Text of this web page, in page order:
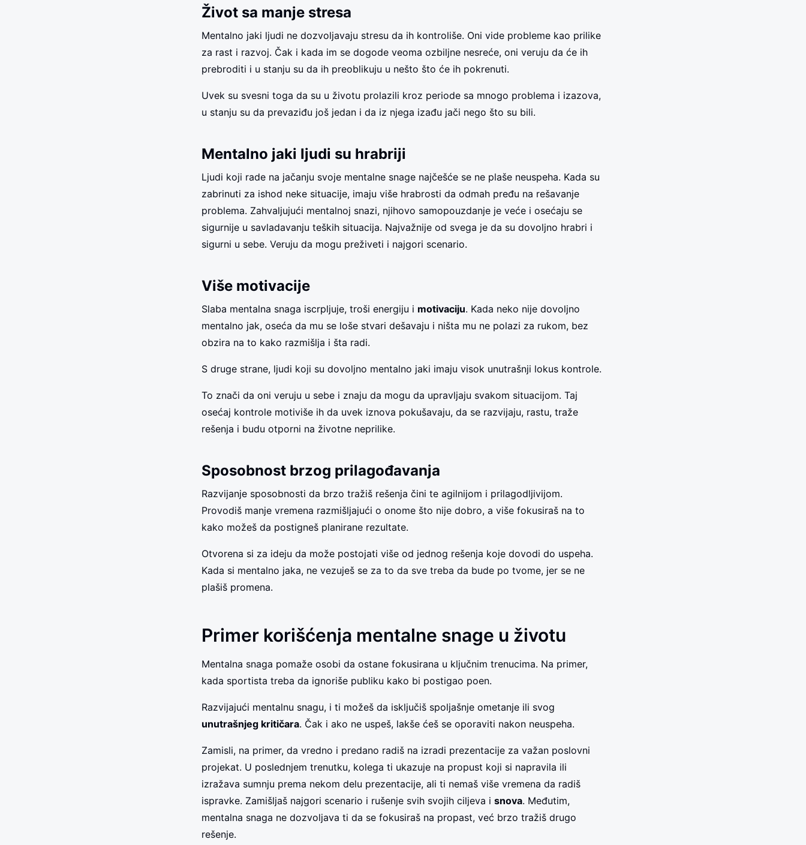
Život sa manje stresa
Mentalno jaki ljudi ne dozvoljavaju stresu da ih kontroliše. Oni vide probleme kao prilike
za rast i razvoj. Čak i kada im se dogode veoma ozbiljne nesreće, oni veruju da će ih
prebroditi i u stanju su da ih preoblikuju u nešto što će ih pokrenuti.
Uvek su svesni toga da su u životu prolazili kroz periode sa mnogo problema i izazova,
u stanju su da prevaziđu još jedan i da iz njega izađu jači nego što su bili.
Mentalno jaki ljudi su hrabriji
Ljudi koji rade na jačanju svoje mentalne snage najčešće se ne plaše neuspeha. Kada su
zabrinuti za ishod neke situacije, imaju više hrabrosti da odmah pređu na rešavanje
problema. Zahvaljujući mentalnoj snazi, njihovo samopouzdanje je veće i osećaju se
sigurnije u savladavanju teških situacija. Najvažnije od svega je da su dovoljno hrabri i
sigurni u sebe. Veruju da mogu preživeti i najgori scenario.
Više motivacije
Slaba mentalna snaga iscrpljuje, troši energiju i motivaciju. Kada neko nije dovoljno
mentalno jak, oseća da mu se loše stvari dešavaju i ništa mu ne polazi za rukom, bez
obzira na to kako razmišlja i šta radi.
S druge strane, ljudi koji su dovoljno mentalno jaki imaju visok unutrašnji lokus kontrole.
To znači da oni veruju u sebe i znaju da mogu da upravljaju svakom situacijom. Taj
osećaj kontrole motiviše ih da uvek iznova pokušavaju, da se razvijaju, rastu, traže
rešenja i budu otporni na životne neprilike.
Sposobnost brzog prilagođavanja
Razvijanje sposobnosti da brzo tražiš rešenja čini te agilnijom i prilagodljivijom.
Provodiš manje vremena razmišljajući o onome što nije dobro, a više fokusiraš na to
kako možeš da postigneš planirane rezultate.
Otvorena si za ideju da može postojati više od jednog rešenja koje dovodi do uspeha.
Kada si mentalno jaka, ne vezuješ se za to da sve treba da bude po tvome, jer se ne
plašiš promena.
Primer korišćenja mentalne snage u životu
Mentalna snaga pomaže osobi da ostane fokusirana u ključnim trenucima. Na primer,
kada sportista treba da ignoriše publiku kako bi postigao poen.
Razvijajući mentalnu snagu, i ti možeš da isključiš spoljašnje ometanje ili svog
unutrašnjeg kritičara. Čak i ako ne uspeš, lakše ćeš se oporaviti nakon neuspeha.
Zamisli, na primer, da vredno i predano radiš na izradi prezentacije za važan poslovni
projekat. U poslednjem trenutku, kolega ti ukazuje na propust koji si napravila ili
izražava sumnju prema nekom delu prezentacije, ali ti nemaš više vremena da radiš
ispravke. Zamišljaš najgori scenario i rušenje svih svojih ciljeva i snova. Međutim,
mentalna snaga ne dozvoljava ti da se fokusiraš na propast, već brzo tražiš drugo
rešenje.